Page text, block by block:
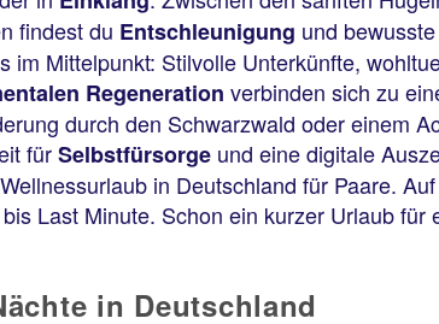
findest du Entschleunigung und
Mittelpunkt: Stilvolle Unterkünfte,
Regeneration verbinden sich zu
durch den Schwarzwald oder einem
fürSelbstfürsorge und eine digitale
in Deutschland für Paare.
Last Minute. Schon ein kurzer Urlaub für
in Deutschland